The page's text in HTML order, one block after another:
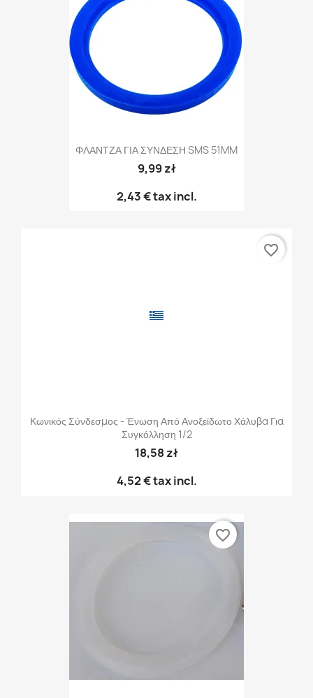
ΦΛΑΝΤΖΑ ΓΙΑ ΣΥΝΔΕΣΗ SMS 51MM
9,99 zł
2,43 €tax incl.
Κωνικός Σύνδεσμος - Ένωση Από Ανοξείδωτο Χάλυβα Για
Συγκόλληση 1/2
18,58 zł
4,52 €tax incl.
favorite_border
favorite_border